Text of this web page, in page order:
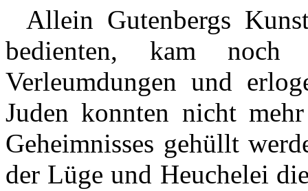
Allein Gutenbergs
bedienten, kam noch
Verleumdungen und
Juden konnten nicht
Geheimnisses gehüllt
der Lüge und Heuchelei